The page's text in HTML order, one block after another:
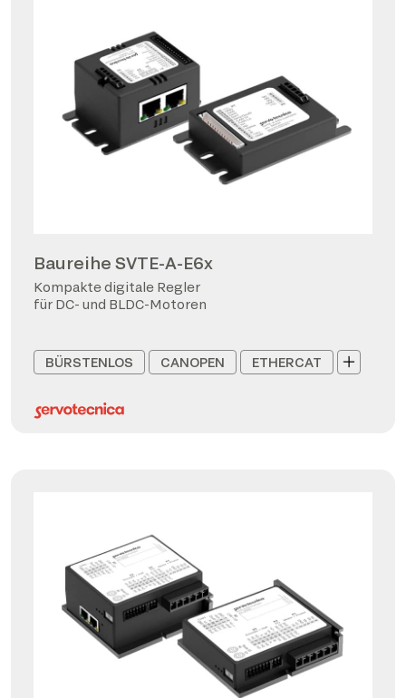
Baureihe SVTE-A-E6x
Kompakte digitale Regler
für DC- und BLDC-Motoren
BÜRSTENLOS CANOPEN ETHERCAT